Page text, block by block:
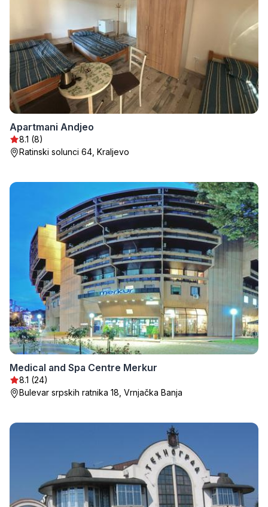
Apartmani Andjeo
8.1 (8)
Ratinski solunci 64, Kraljevo
Medical and Spa Centre Merkur
8.1 (24)
Bulevar srpskih ratnika 18, Vrnjačka Banja